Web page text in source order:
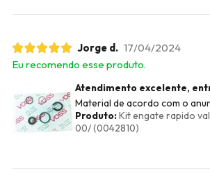
Jorge d. 17/04/2024
Eu recomendo esse produto.
Atendimento excelente,
Material de acordo com o
Produto:Kit engate rapido
00/ (0042810)